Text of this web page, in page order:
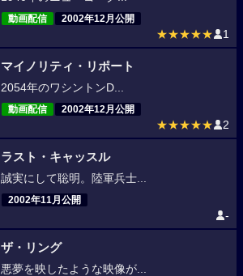
動画配信 2002年12月公開
★★★★★ 1
マイノリティ・リポート
2054年のワシントンD...
動画配信 2002年12月公開
★★★★★ 2
ラスト・キャッスル
誠実にして聡明。陸軍兵士...
2002年11月公開
-
ザ・リング
悪夢を映したような映像が...